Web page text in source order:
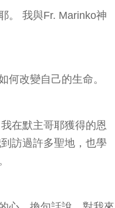
。 我與Fr. Marinko神
何改變自己的生命。
在默主哥耶獲得的恩
訪過許多聖地，也學